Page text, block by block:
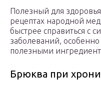
Полезный для
рецептах народной
быстрее справиться с
заболеваний, особенно
полезными
Брюква при